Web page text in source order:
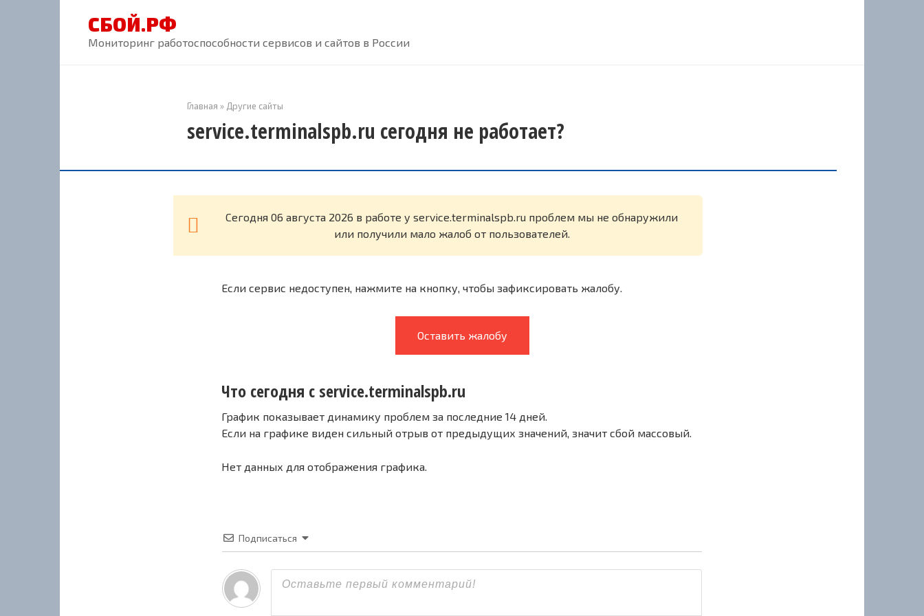
СБОЙ.РФ
Мониторинг работоспособности сервисов и сайтов в России
Главная » Другие сайты
service.terminalspb.ru сегодня не работает?
Cегодня 06 августа 2026 в работе у service.terminalspb.ru проблем мы не обнаружили
или получили мало жалоб от пользователей.
Если сервис недоступен, нажмите на кнопку, чтобы зафиксировать жалобу.
Оставить жалобу
Что сегодня с service.terminalspb.ru
График показывает динамику проблем за последние 14 дней.
Если на графике виден сильный отрыв от предыдущих значений, значит сбой массовый.
Нет данных для отображения графика.
Подписаться